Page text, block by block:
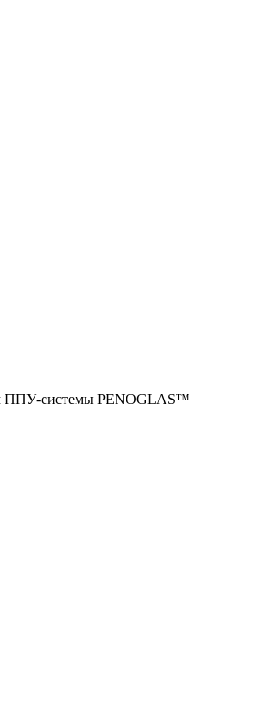
ППУ-системы PENOGLAS™